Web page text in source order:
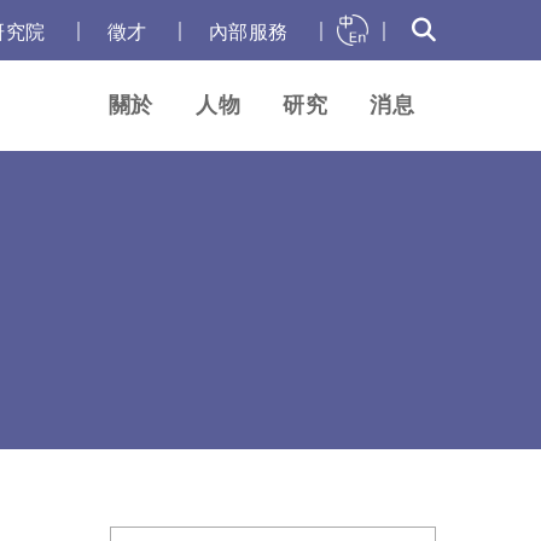
究院 徵才 內部服務
關於 人物 研究 消息